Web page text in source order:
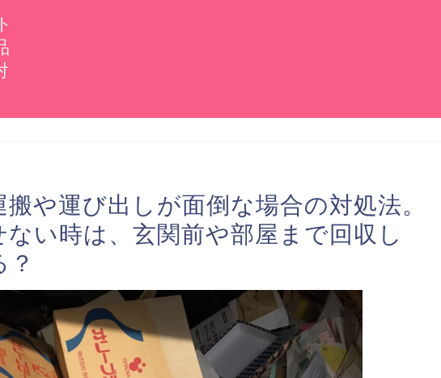
や運び出しが面倒な場合の対処法。
い時は、玄関前や部屋まで回収し